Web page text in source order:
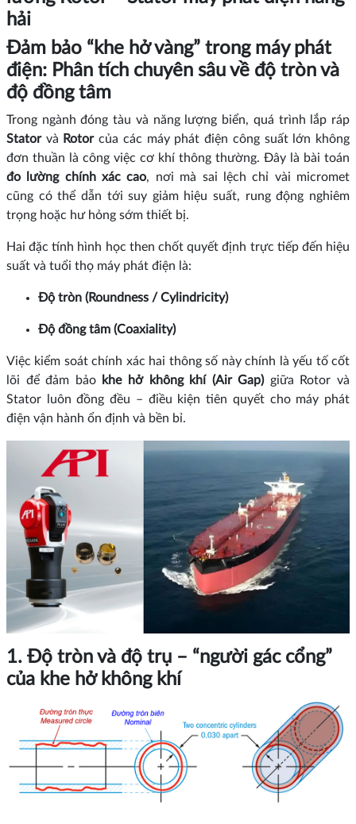
hải
Đảm bảo “khe hở vàng” trong máy phát
điện: Phân tích chuyên sâu về độ tròn và
độ đồng tâm
Trong ngành đóng tàu và năng lượng biển, quá trình lắp ráp
Statorvà Rotorcủa các máy phát điện công suất lớn không
đơn thuần là công việc cơ khí thông thường. Đây là bài toán
đo lường chính xác cao, nơi mà sai lệch chỉ vài micromet
cũng có thể dẫn tới suy giảm hiệu suất, rung động nghiêm
trọng hoặc hư hỏng sớm thiết bị.
Hai đặc tính hình học then chốt quyết định trực tiếp đến hiệu
suất và tuổi thọ máy phát điện là:
Độ tròn (Roundness / Cylindricity)
Độ đồng tâm (Coaxiality)
Việc kiểm soát chính xác hai thông số này chính là yếu tố cốt
lõi để đảm bảo
khe hở không khí (Air Gap)giữa Rotor và
Stator luôn đồng đều – điều kiện tiên quyết cho máy phát
điện vận hành ổn định và bền bỉ.
1. Độ tròn và độ trụ – “người gác cổng”
của khe hở không khí